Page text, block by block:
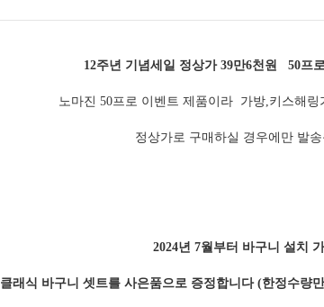
12주년 기념세일 정상가 39만6천원 50프
노마진 50프로 이벤트 제품이라 가방,키스해링
정상가로 구매하실 경우에만 발
2024년 7월부터 바구니 설치
클래식 바구니 셋트를 사은품으로 증정합니다 (한정수량